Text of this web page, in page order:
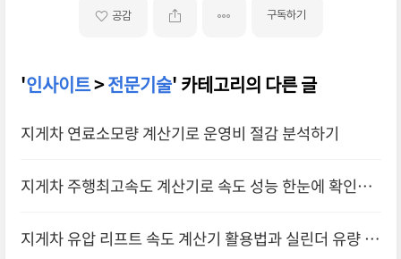
공감 구독하기
'인사이트>전문기술' 카테고리의 다른 글
지게차 연료소모량 계산기로 운영비 절감 분석하기
지게차 주행최고속도 계산기로 속도 성능 한눈에 확인하
지게차 유압 리프트 속도 계산기 활용법과 실린더 유량 분